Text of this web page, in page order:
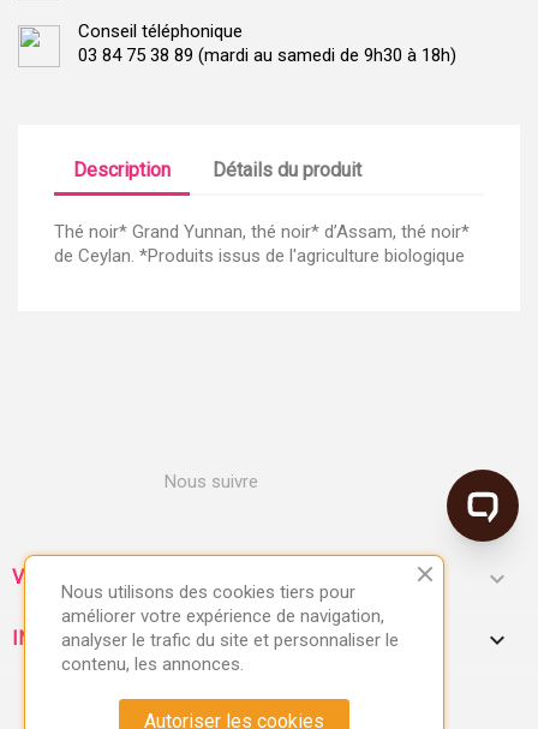
Conseil téléphonique
03 84 75 38 89 (mardi au samedi de 9h30 à 18h)
Description Détails du produit
Thé noir* Grand Yunnan, thé noir* d’Assam, thé noir*
de Ceylan. *Produits issus de l'agriculture biologique
Nous suivre
VOTRE COMPTE 
INFORMATIONS keyboard_arrow_down
Nous utilisons des cookies tiers pour
améliorer votre expérience de navigation,
analyser le trafic du site et personnaliser le
contenu, les annonces.
Autoriser les cookies